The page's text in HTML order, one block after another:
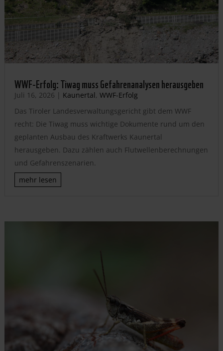
WWF-Erfolg: Tiwag muss Gefahrenanalysen herausgeben
Juli 16, 2026 | Kaunertal, WWF-Erfolg
Das Tiroler Landesverwaltungsgericht gibt dem WWF
recht: Die Tiwag muss wichtige Dokumente rund um den
geplanten Ausbau des Kraftwerks Kaunertal
herausgeben. Dazu zählen auch Flutwellenberechnungen
und Gefahrenszenarien.
mehr lesen